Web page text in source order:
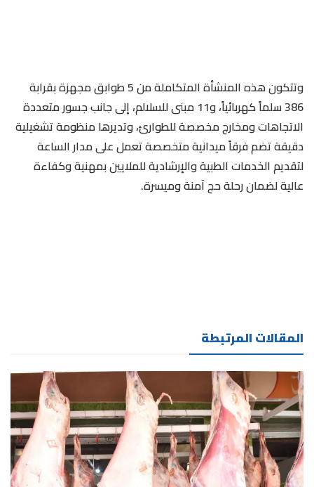
وتتكون هذه المنشأة المتكاملة من 5 طوابق مجهزة بقرابة
386 سلماً كهربائياً، و11 مبنى للسلالم، إلى جانب جسور متعددة
الاتجاهات ومخارج مخصصة للطوارئ، وتديرها منظومة تشغيلية
دقيقة تضم فرقاً ميدانية متخصصة تعمل على مدار الساعة
لتقديم الخدمات الطبية والإرشادية للملايين بمهنية وكفاءة
عالية لضمان رحلة حج آمنة وميسرة.
المقالات المرتبطة